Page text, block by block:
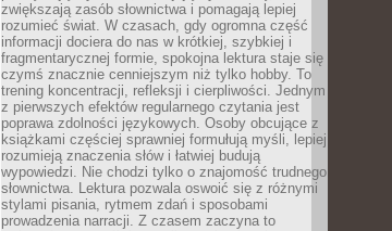
zwiększają zasób słownictwa i pomagają lepiej
rozumieć świat. W czasach, gdy ogromna część
informacji dociera do nas w krótkiej, szybkiej i
fragmentarycznej formie, spokojna lektura staje się
czymś znacznie cenniejszym niż tylko hobby. To
trening koncentracji, refleksji i cierpliwości. Jednym
z pierwszych efektów regularnego czytania jest
poprawa zdolności językowych. Osoby obcujące z
książkami częściej sprawniej formułują myśli, lepiej
rozumieją znaczenia słów i łatwiej budują
wypowiedzi. Nie chodzi tylko o znajomość trudnego
słownictwa. Lektura pozwala oswoić się z różnymi
stylami pisania, rytmem zdań i sposobami
prowadzenia narracji. Z czasem zaczyna to